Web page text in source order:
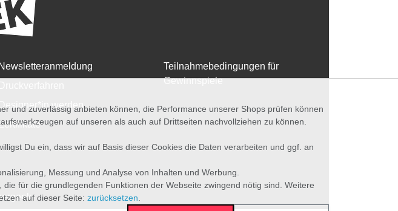
Newsletteranmeldung
Designer*in werden
Teilnahmebedingungen für
Gewinnspiele
und zuverlässig anbieten können, die Performance unserer Shops prüfen können
auf unseren als auch auf Drittseiten nachvollziehen zu können.
Du ein, dass wir auf Basis dieser Cookies die Daten verarbeiten und ggf. an
Messung und Analyse von Inhalten und Werbung.
für die grundlegenden Funktionen der Webseite zwingend nötig sind. Weitere
auf dieser Seite: zurücksetzen